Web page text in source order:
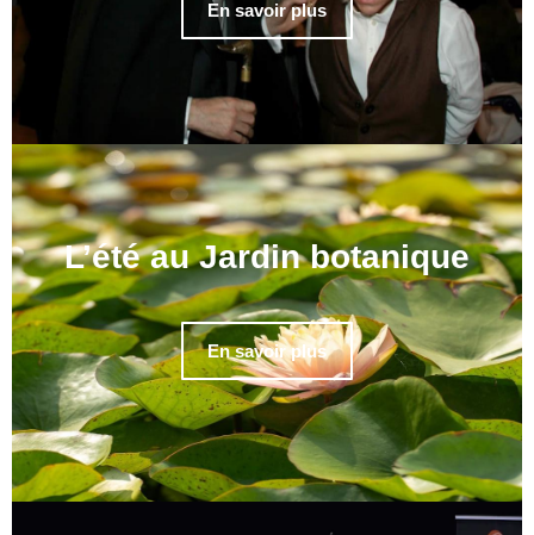
En savoir plus
L’été au Jardin botanique
En savoir plus